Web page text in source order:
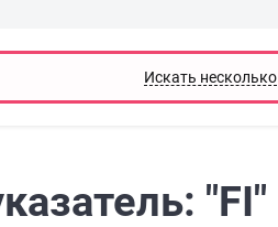
Искать несколько
"FI"